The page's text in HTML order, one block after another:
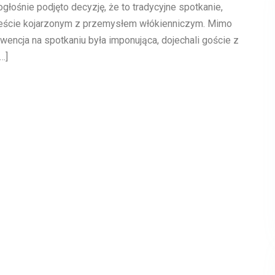
podjęto decyzję, że to tradycyjne spotkanie,
kojarzonym z przemysłem włókienniczym. Mimo
na spotkaniu była imponująca, dojechali goście z